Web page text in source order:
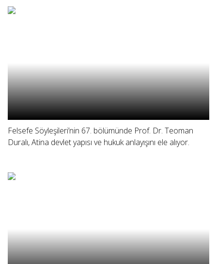
Felsefe Söyleşileri’nin 67. bölümünde Prof. Dr. Teoman
Duralı, Atina devlet yapısı ve hukuk anlayışını ele alıyor.